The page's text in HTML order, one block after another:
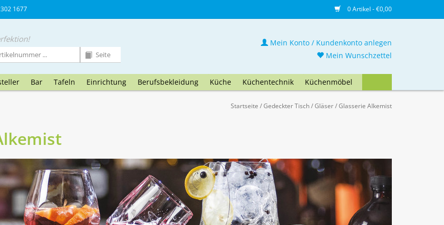
1677 0 Artikel - €0,00
Bar Tafeln Einrichtung Berufsbekleidung Küche Küchentechnik Küchenmöbel
Mein Konto / Kundenkonto anlegen
Mein Wunschzettel
Startseite /Gedeckter Tisch/Gläser/Glasserie Alkemist